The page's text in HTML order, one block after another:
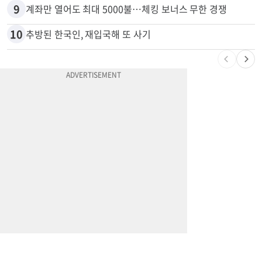
9 계좌만 열어도 최대 5000불…체킹 보너스 무한 경쟁
10 추방된 한국인, 재입국해 또 사기